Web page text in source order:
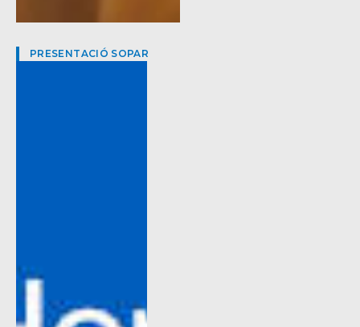
PRESENTACIÓ SOPAR